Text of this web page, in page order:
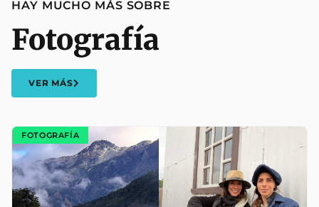
HAY MUCHO MÁS SOBRE
Fotografía
VER MÁS
FOTOGRAFÍA